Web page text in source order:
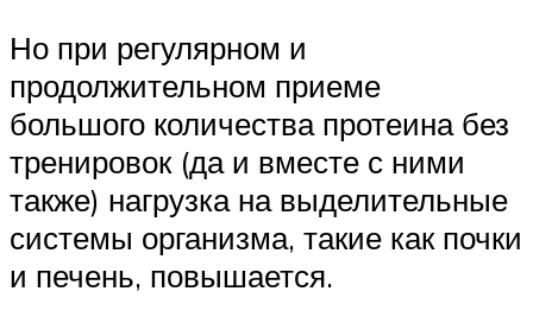
Но при регулярном и
продолжительном приеме
большого количества протеина без
тренировок (да и вместе с ними
также) нагрузка на выделительные
системы организма, такие как почки
и печень, повышается.